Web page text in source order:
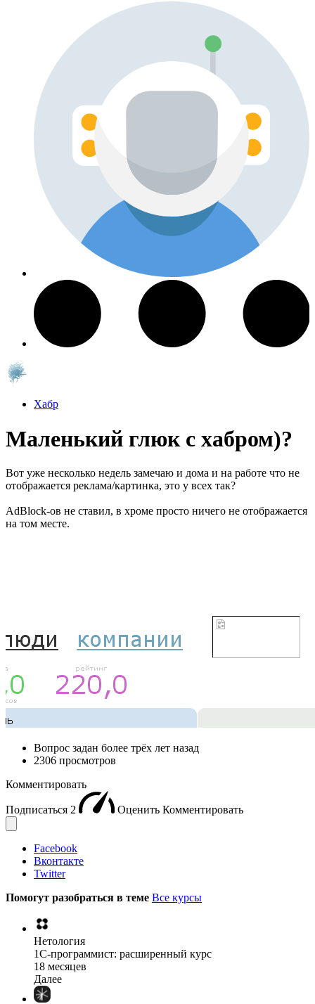
Хабр
Маленький глюк с хабром)?
Вот уже несколько недель замечаю и дома и на работе что не
отображается реклама/картинка, это у всех так?
AdBlock-ов не ставил, в хроме просто ничего не отображается
на том месте.
Вопрос задан более трёх лет назад
2306 просмотров
Комментировать
Подписаться 2 Оценить Комментировать
Facebook
Вконтакте
Twitter
Помогут разобраться в теме Все курсы
Нетология
1C-программист: расширенный курс
18 месяцев
Далее